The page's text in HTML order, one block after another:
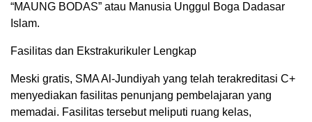
“MAUNG BODAS” atau Manusia Unggul Boga Dadasar
Islam.
Fasilitas dan Ekstrakurikuler Lengkap
Meski gratis, SMA Al-Jundiyah yang telah terakreditasi C+
menyediakan fasilitas penunjang pembelajaran yang
memadai. Fasilitas tersebut meliputi ruang kelas,